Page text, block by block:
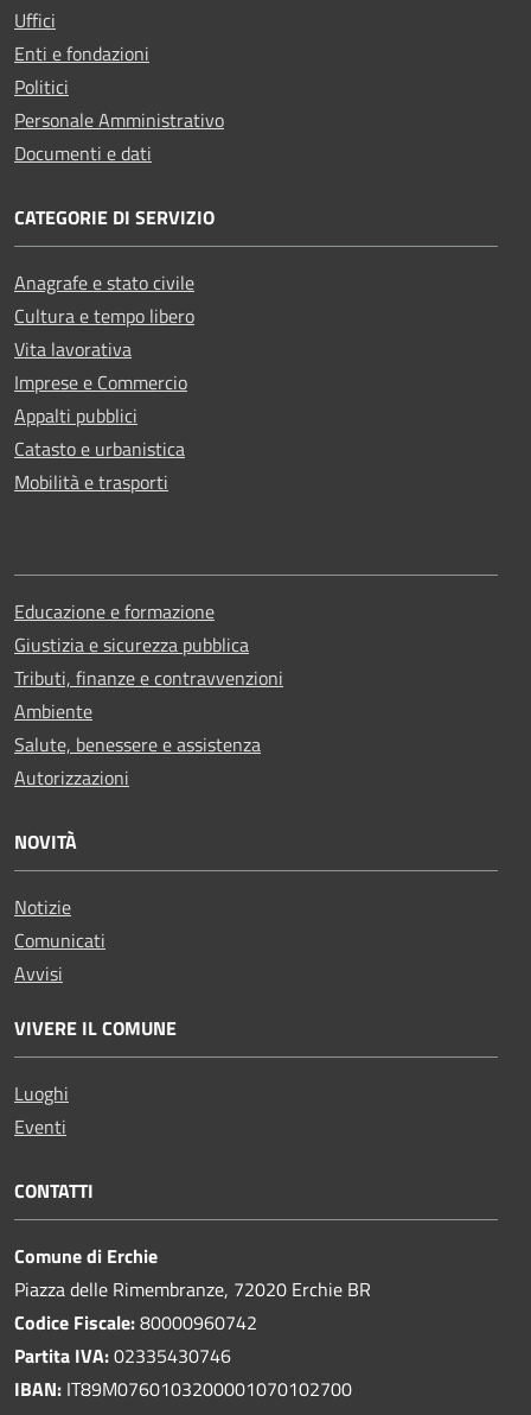
Uffici
Enti e fondazioni
Politici
Personale Amministrativo
Documenti e dati
CATEGORIE DI SERVIZIO
Anagrafe e stato civile
Cultura e tempo libero
Vita lavorativa
Imprese e Commercio
Appalti pubblici
Catasto e urbanistica
Mobilità e trasporti
Educazione e formazione
Giustizia e sicurezza pubblica
Tributi, finanze e contravvenzioni
Ambiente
Salute, benessere e assistenza
Autorizzazioni
NOVITÀ
Notizie
Comunicati
Avvisi
VIVERE IL COMUNE
Luoghi
Eventi
CONTATTI
Comune di Erchie
Piazza delle Rimembranze, 72020 Erchie BR
Codice Fiscale:80000960742
Partita IVA:02335430746
IBAN: IT89M0760103200001070102700